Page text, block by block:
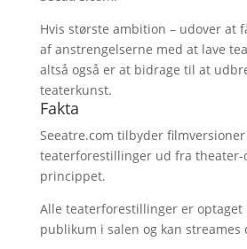
Hvis største ambition – udover at
af anstrengelserne med at lave
altså også er at bidrage til at
teaterkunst.
Fakta
Seeatre.com tilbyder
teaterforestillinger ud fra theater-
princippet.
Alle teaterforestillinger er optaget
publikum i salen og kan